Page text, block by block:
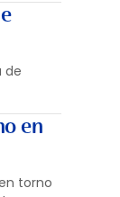
de
en
torno